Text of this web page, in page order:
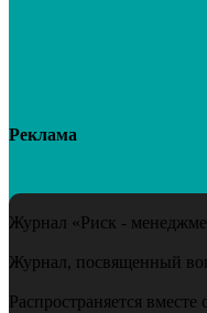
Реклама
Журнал «Риск -
Журнал, посвященный
Распространяется